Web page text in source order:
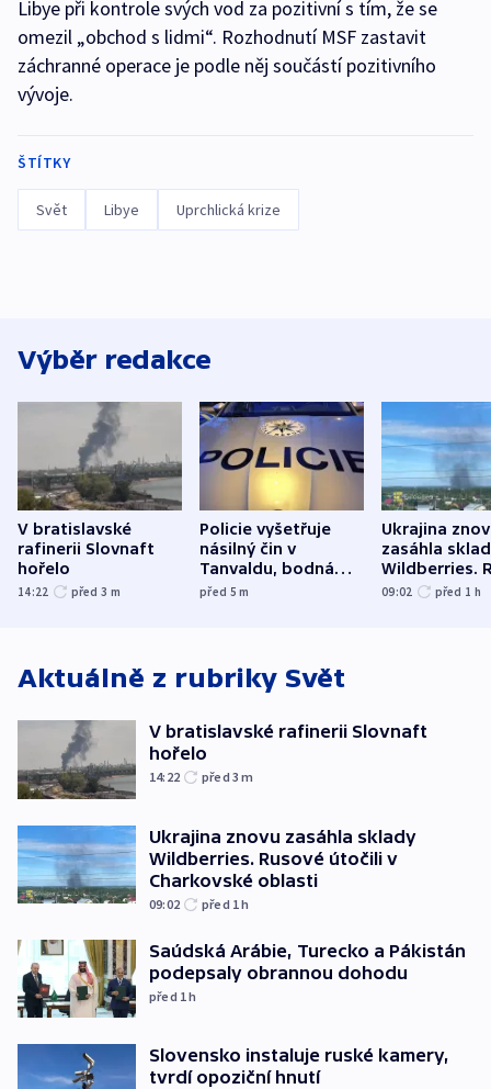
Libye při kontrole svých vod za pozitivní s tím, že se
omezil „obchod s lidmi“. Rozhodnutí MSF zastavit
záchranné operace je podle něj součástí pozitivního
vývoje.
ŠTÍTKY
Svět Libye Uprchlická krize
Výběr redakce
V bratislavské
rafinerii Slovnaft
hořelo
14:22 před 3 m
Policie vyšetřuje
násilný čin v
Tanvaldu, bodná
zranění při něm
před 5m
Ukrajina
zasáhla
Wildberries.
útočili v
09:02 před 1 h
Aktuálně z rubriky Svět
V bratislavské rafinerii Slovnaft
hořelo
14:22 před 3m
Ukrajina znovu zasáhla sklady
Wildberries. Rusové útočili v
Charkovské oblasti
09:02 před 1h
Saúdská Arábie, Turecko a Pákistán
podepsaly obrannou dohodu
před 1h
Slovensko instaluje ruské kamery,
tvrdí opoziční hnutí